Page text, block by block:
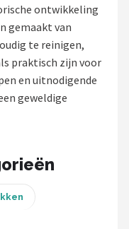
ontwikkeling
gemaakt van
te reinigen,
praktisch zijn voor
en uitnodigende
geweldige